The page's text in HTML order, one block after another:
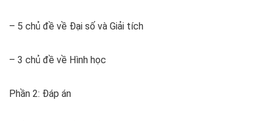
– 5 chủ đề về Đại số và Giải tích
– 3 chủ đề về Hình học
Phần 2: Đáp án